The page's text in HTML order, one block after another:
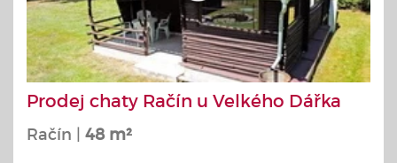
Prodej chaty Račín u Velkého Dářka
Račín | 48 m²